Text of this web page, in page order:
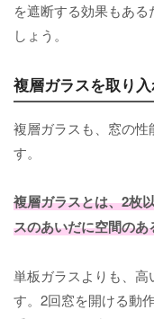
を遮断する効果もあ
しょう。
複層ガラスを取り
複層ガラスも、窓の
す。
複層ガラスとは、2枚
スのあいだに空間の
単板ガラスよりも、高
す。2回窓を開ける動